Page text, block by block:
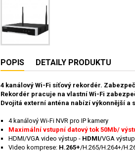
POPIS DETAILY PRODUKTU
4 kanálový Wi-Fi síťový rekordér.
Rekordér pracuje na vlastní Wi-Fi
Dvojitá externí anténa nabízí výkonnější a
4 kanálový Wi-Fi NVR pro IP kamery
Maximální vstupní datový tok 50Mb/
HDMI/VGA video výstup - HDMI/VGA
Video komprese: H.265+/H.265/H.264+/